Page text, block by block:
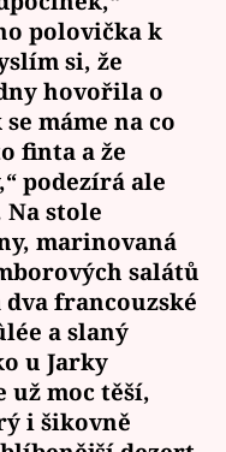
polovička k
si, že
hovořila o
máme na co
finta a že
podezírá ale
stole
marinovaná
salátů
francouzské
a slaný
u Jarky
už moc těší,
i šikovně